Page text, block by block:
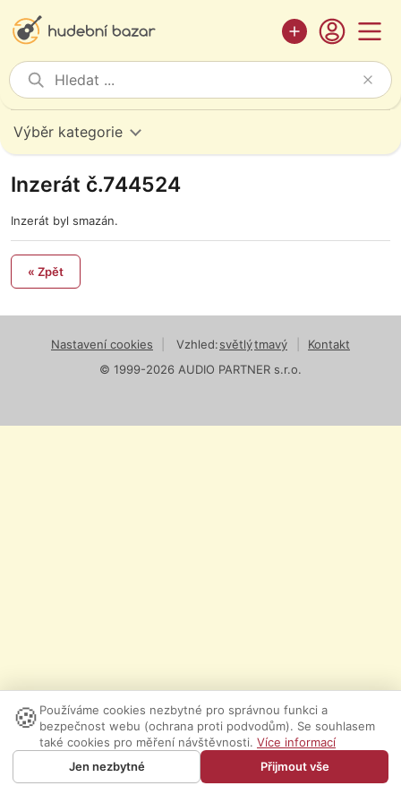
Výběr kategorie
Inzerát č.744524
Inzerát byl smazán.
« Zpět
Nastavení cookies Vzhled:světlýtmavý
Kontakt
© 1999-2026 AUDIO PARTNER s.r.o.
🍪 Používáme cookies nezbytné pro správnou funkci a
bezpečnost webu (ochrana proti podvodům). Se souhlasem
také cookies pro měření návštěvnosti. Více informací
Jen nezbytné
Přijmout vše